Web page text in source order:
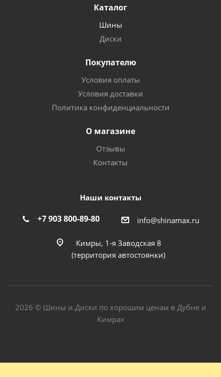
Каталог
Шины
Диски
Покупателю
Условия оплаты
Условия доставки
Политика конфиденциальности
О магазине
Отзывы
Контакты
Наши контакты
+7 903 800-89-80 info@shinamax.ru
Кимры, 1-я Заводская 8
(территория автостоянки)
2026 © Шины и Диски по хорошим ценам в Дубне и
Кимрах